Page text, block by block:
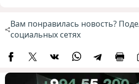
Вам понравилась новость?
социальных сетях